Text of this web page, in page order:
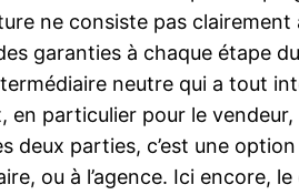
ne consiste pas
garanties à chaque étape
neutre qui a tout
en particulier pour le
parties, c’est une
ou à l’agence. Ici encore, le